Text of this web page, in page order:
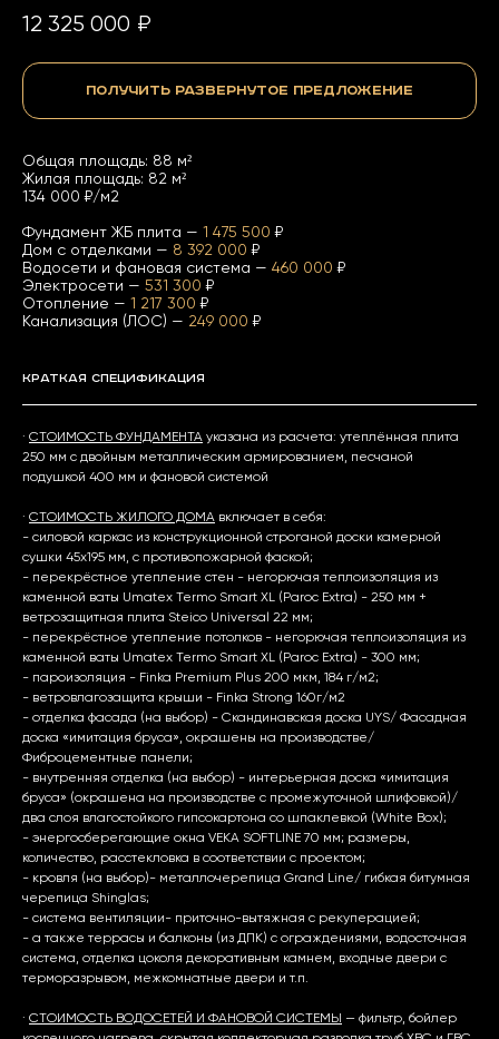
12 325 000 ₽
Получить развернутое предложение
Общая площадь: 88 м²
Жилая площадь: 82 м²
134 000 ₽/м2
Фундамент ЖБ плита — 1 475 500 ₽
Дом с отделками — 8 392 000 ₽
Водосети и фановая система — 460 000 ₽
Электросети — 531 300 ₽
Отопление — 1 217 300 ₽
Канализация (ЛОС) — 249 000 ₽
Краткая спецификация
· СТОИМОСТЬ ФУНДАМЕНТА указана из расчета: утеплённая плита
250 мм с двойным металлическим армированием, песчаной
подушкой 400 мм и фановой системой
· СТОИМОСТЬ ЖИЛОГО ДОМА включает в себя:
- силовой каркас из конструкционной строганой доски камерной
сушки 45х195 мм, с противопожарной фаской;
- перекрёстное утепление стен - негорючая теплоизоляция из
каменной ваты Umatex Termo Smart XL (Paroc Extra) - 250 мм +
ветрозащитная плита Steico Universal 22 мм;
- перекрёстное утепление потолков - негорючая теплоизоляция из
каменной ваты Umatex Termo Smart XL (Paroc Extra) - 300 мм;
- пароизоляция - Finka Premium Plus 200 мкм, 184 г/м2;
- ветровлагозащита крыши - Finka Strong 160г/м2
- отделка фасада (на выбор) - Скандинавская доска UYS/ Фасадная
доска «имитация бруса», окрашены на производстве/
Фиброцементные панели;
- внутренняя отделка (на выбор) - интерьерная доска «имитация
бруса» (окрашена на производстве с промежуточной шлифовкой)/
два слоя влагостойкого гипсокартона со шпаклевкой (White Box);
- энергосберегающие окна VEKA SOFTLINE 70 мм; размеры,
количество, расстекловка в соответствии с проектом;
- кровля (на выбор)- металлочерепица Grand Line/ гибкая битумная
черепица Shinglas;
- система вентиляции- приточно-вытяжная с рекуперацией;
- а также террасы и балконы (из ДПК) с ограждениями, водосточная
система, отделка цоколя декоративным камнем, входные двери с
терморазрывом, межкомнатные двери и т.п.
· СТОИМОСТЬ ВОДОСЕТЕЙ И ФАНОВОЙ СИСТЕМЫ — фильтр, бойлер